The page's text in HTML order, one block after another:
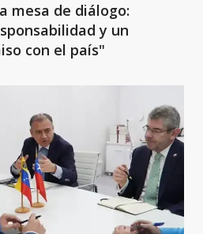
mesa de diálogo:
y un
con el país"